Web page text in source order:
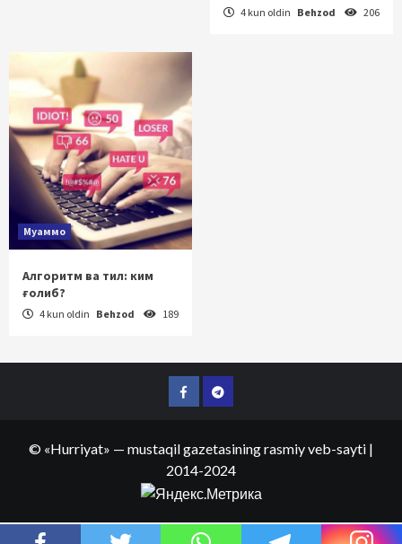
4 kun oldin Behzod 206
Муаммо
Алгоритм ва тил: ким
ғолиб?
4 kun oldin Behzod 189
FacebookTelegram
© «Hurriyat» — mustaqil gazetasining rasmiy veb-sayti |
2014-2024